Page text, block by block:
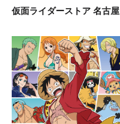
仮面ライダーストア 名古屋